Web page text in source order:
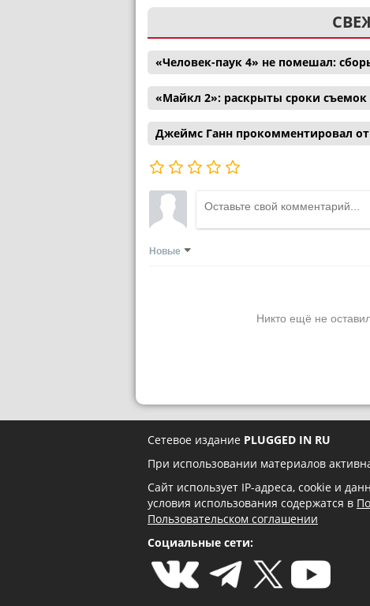
«Человек-паук 4» не помешал:
«Майкл 2»: раскрыты сроки
Джеймс Ганн прокомментировал
Новые
Никто ещё не
Сетевое издание PLUGGED IN RU
При использовании материалов
Сайт использует IP-адреса, cookie и
условия использования содержатся в
Пользовательском соглашении
Социальные сети: